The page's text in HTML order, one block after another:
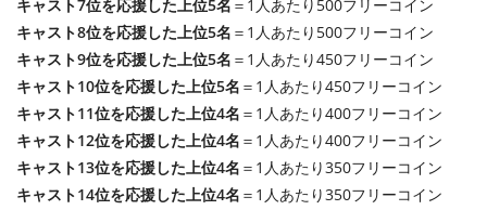
キャスト7位を応援した上位5名 ＝1人あたり500フリーコイン
キャスト8位を応援した上位5名 ＝1人あたり500フリーコイン
キャスト9位を応援した上位5名 ＝1人あたり450フリーコイン
キャスト10位を応援した上位5名 ＝1人あたり450フリーコイン
キャスト11位を応援した上位4名 ＝1人あたり400フリーコイン
キャスト12位を応援した上位4名 ＝1人あたり400フリーコイン
キャスト13位を応援した上位4名 ＝1人あたり350フリーコイン
キャスト14位を応援した上位4名 ＝1人あたり350フリーコイン